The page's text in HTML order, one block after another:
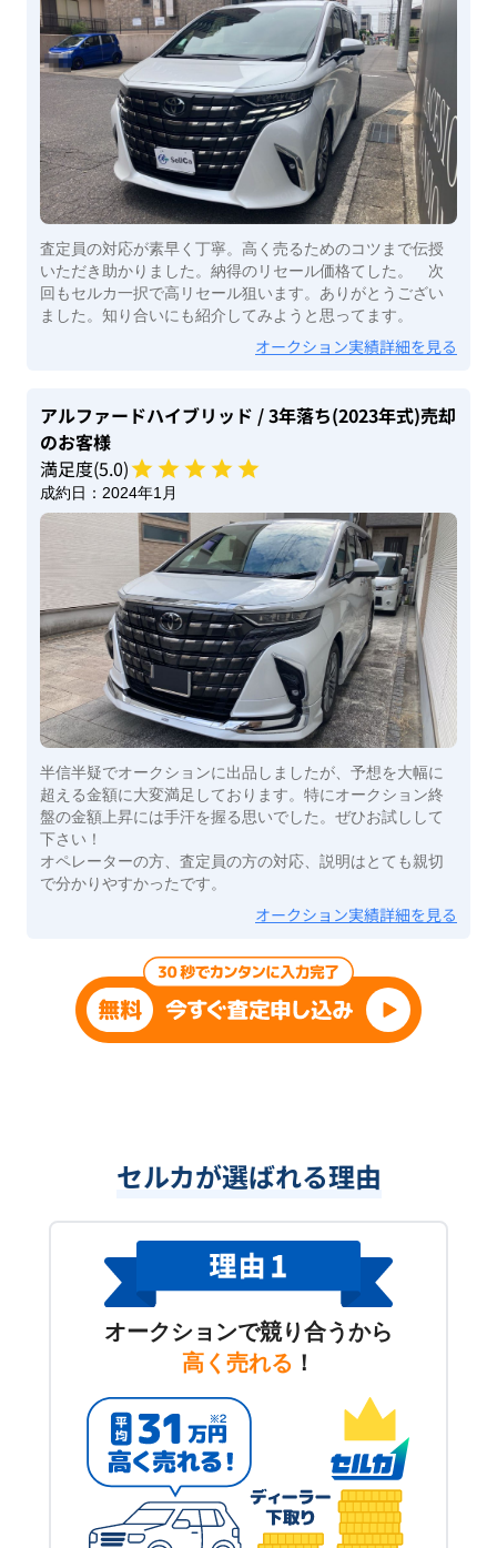
査定員の対応が素早く丁寧。高く売るためのコツまで伝授
いただき助かりました。納得のリセール価格てした。 次
回もセルカ一択で高リセール狙います。ありがとうござい
ました。知り合いにも紹介してみようと思ってます。
オークション実績詳細を見る
アルファードハイブリッド / 3年落ち(2023年式)売却
のお客様
満足度(5.0)
成約日： 2024年1月
半信半疑でオークションに出品しましたが、予想を大幅に
超える金額に大変満足しております。特にオークション終
盤の金額上昇には手汗を握る思いでした。ぜひお試しして
下さい！
オペレーターの方、査定員の方の対応、説明はとても親切
で分かりやすかったです。
オークション実績詳細を見る
セルカが選ばれる理由
オークションで競り合うから
高く売れる ！